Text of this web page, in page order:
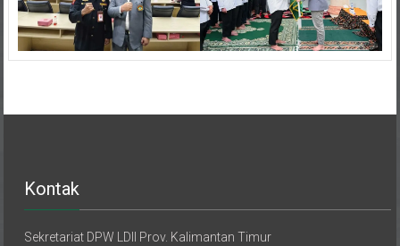
Jl. Bugis Mugirejo, RT.02 No.03 Kel. Mugirejo